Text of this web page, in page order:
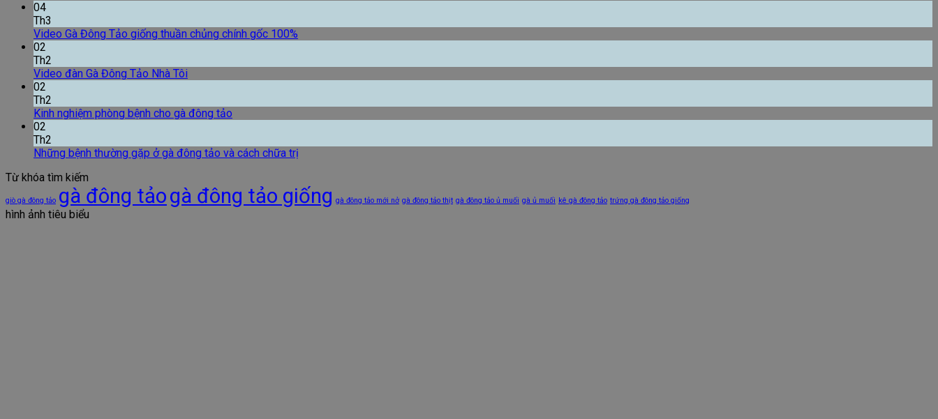
04
Th3
Video Gà Đông Tảo giống thuần chủng chính gốc 100%
02
Th2
Video đàn Gà Đông Tảo Nhà Tôi
02
Th2
Kinh nghiệm phòng bệnh cho gà đông tảo
02
Th2
Những bệnh thường gặp ở gà đông tảo và cách chữa trị
Từ khóa tìm kiếm
giò gà đông tảo gà đông tảogà đông tảo giống gà đông tảo mới nở gà đông tảo thịt gà đông tảo ủ muối gà ủ muối kê gà đông tảo trứng gà đông tảo giống
hình ảnh tiêu biểu